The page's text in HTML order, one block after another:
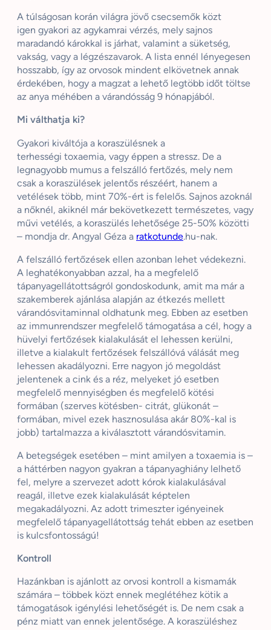
A túlságosan korán világra jövő csecsemők közt
igen gyakori az agykamrai vérzés, mely sajnos
maradandó károkkal is járhat, valamint a süketség,
vakság, vagy a légzészavarok. A lista ennél lényegesen
hosszabb, így az orvosok mindent elkövetnek annak
érdekében, hogy a magzat a lehető legtöbb időt töltse
az anya méhében a várandósság 9 hónapjából.
Mi válthatja ki?
Gyakori kiváltója a koraszülésnek a
terhességi toxaemia, vagy éppen a stressz. De a
legnagyobb mumus a felszálló fertőzés, mely nem
csak a koraszülések jelentős részéért, hanem a
vetélések több, mint 70%-ért is felelős. Sajnos azoknál
a nőknél, akiknél már bekövetkezett természetes, vagy
művi vetélés, a koraszülés lehetősége 25-50% közötti
– mondja dr. Angyal Géza a ratkotunde.hu-nak.
A felszálló fertőzések ellen azonban lehet védekezni.
A leghatékonyabban azzal, ha a megfelelő
tápanyagellátottságról gondoskodunk, amit ma már a
szakemberek ajánlása alapján az étkezés mellett
várandósvitaminnal oldhatunk meg. Ebben az esetben
az immunrendszer megfelelő támogatása a cél, hogy a
hüvelyi fertőzések kialakulását el lehessen kerülni,
illetve a kialakult fertőzések felszállóvá válását meg
lehessen akadályozni. Erre nagyon jó megoldást
jelentenek a cink és a réz, melyeket jó esetben
megfelelő mennyiségben és megfelelő kötési
formában (szerves kötésben- citrát, glükonát –
formában, mivel ezek hasznosulása akár 80%-kal is
jobb) tartalmazza a kiválasztott várandósvitamin.
A betegségek esetében – mint amilyen a toxaemia is –
a háttérben nagyon gyakran a tápanyaghiány lelhető
fel, melyre a szervezet adott kórok kialakulásával
reagál, illetve ezek kialakulását képtelen
megakadályozni. Az adott trimeszter igényeinek
megfelelő tápanyagellátottság tehát ebben az esetben
is kulcsfontosságú!
Kontroll
Hazánkban is ajánlott az orvosi kontroll a kismamák
számára – többek közt ennek meglétéhez kötik a
támogatások igénylési lehetőségét is. De nem csak a
pénz miatt van ennek jelentősége. A koraszüléshez